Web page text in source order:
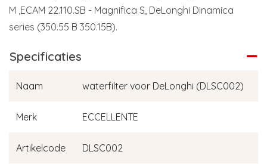
M ,ECAM 22.110.SB - Magnifica S, DeLonghi Dinamica
series (350.55 B 350.15B).
Specificaties
Naam waterfilter voor DeLonghi (DLSC002)
Merk ECCELLENTE
Artikelcode DLSC002